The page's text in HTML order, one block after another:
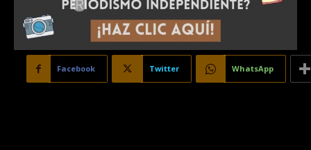
Facebook Twitter WhatsApp